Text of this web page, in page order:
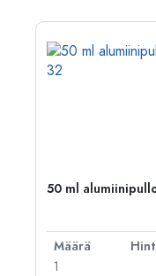
50 ml
Määrä
1